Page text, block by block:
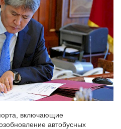
включающие
автобусных